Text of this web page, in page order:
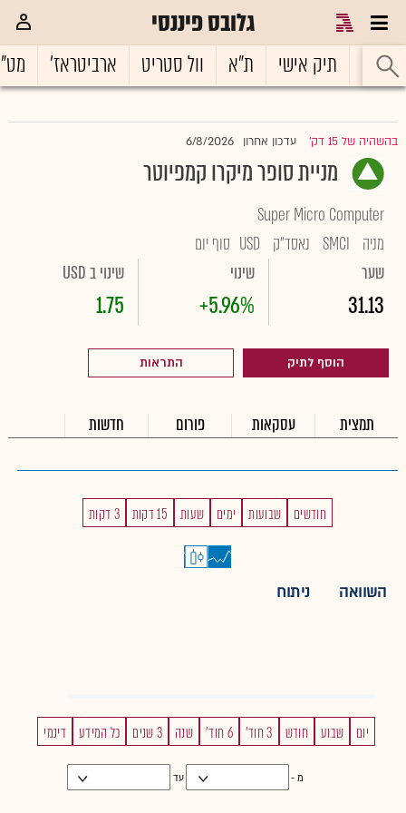
גלובס פיננסי
ראשי תיק אישי ת"א וול סטריט ארביטראז'
בהשהיה של 15 דק' עדכון אחרון 6/8/2026
מניית סופר מיקרו קמפיוטר
Super Micro Computer
מניה
SMCI נאסד"ק USD סוף יום
שער
31.13
שינוי
+5.96%
שינוי ב USD
1.75
הוסף לתיק התראות
תמצית עסקאות פורום חדשות
חודשים שבועות ימים שעות 15 דקות 3 דקות
השוואה ניתוח
יום שבוע חודש 3 חוד' 6 חוד' שנה 3 שנים כל המידע דינמי
מ - עד